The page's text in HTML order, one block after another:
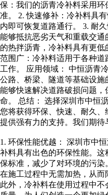
保：我们的沥青冷补料采用
准。 2. 快速修补：冷补料具
内即可恢复道路通行。 3. 耐
能够抵抗恶劣天气和重载交
的热拌沥青，冷补料具有更低
范围广：冷补料适用于各种
工作。 应用领域： 中恒沥青
公路、桥梁、隧道等基础设
能够快速解决道路破损问题
命。 总结： 选择深圳市中恒
您将获得环保、快速、耐久
提供强有力的支持。我们期待
1. 环保性能优越： 深圳市中
补料具有出色的环保性能。
保标准，减少了对环境的污
在施工过程中无需加热，从而
此外，冷补料在使用过程中